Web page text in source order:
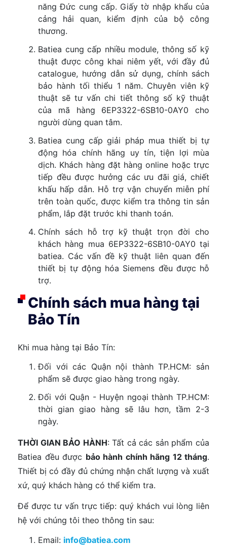
năng Đức cung cấp. Giấy tờ nhập khẩu của
cảng hải quan, kiểm định của bộ công
thương.
Batiea cung cấp nhiều module, thông số kỹ
thuật được công khai niêm yết, với đầy đủ
catalogue, hướng dẫn sử dụng, chính sách
bảo hành tối thiểu 1 năm. Chuyên viên kỹ
thuật sẽ tư vấn chi tiết thông số kỹ thuật
của mã hàng 6EP3322-6SB10-0AY0 cho
người dùng quan tâm.
Batiea cung cấp giải pháp mua thiết bị tự
động hóa chính hãng uy tín, tiện lợi mùa
dịch. Khách hàng đặt hàng online hoặc trực
tiếp đều được hưởng các ưu đãi giá, chiết
khấu hấp dẫn. Hỗ trợ vận chuyển miễn phí
trên toàn quốc, được kiểm tra thông tin sản
phẩm, lắp đặt trước khi thanh toán.
Chính sách hỗ trợ kỹ thuật trọn đời cho
khách hàng mua 6EP3322-6SB10-0AY0 tại
batiea. Các vấn đề kỹ thuật liên quan đến
thiết bị tự động hóa Siemens đều được hỗ
trợ.
Chính sách mua hàng tại
Bảo Tín
Khi mua hàng tại Bảo Tín:
Đối với các Quận nội thành TP.HCM: sản
phẩm sẽ được giao hàng trong ngày.
Đối với Quận - Huyện ngoại thành TP.HCM:
thời gian giao hàng sẽ lâu hơn, tầm 2-3
ngày.
THỜI GIAN BẢO HÀNH: Tất cả các sản phẩm của
Batiea đều được bảo hành chính hãng 12 tháng.
Thiết bị có đầy đủ chứng nhận chất lượng và xuất
xứ, quý khách hàng có thể kiểm tra.
Để được tư vấn trực tiếp: quý khách vui lòng liên
hệ với chúng tôi theo thông tin sau:
Email: info@batiea.com